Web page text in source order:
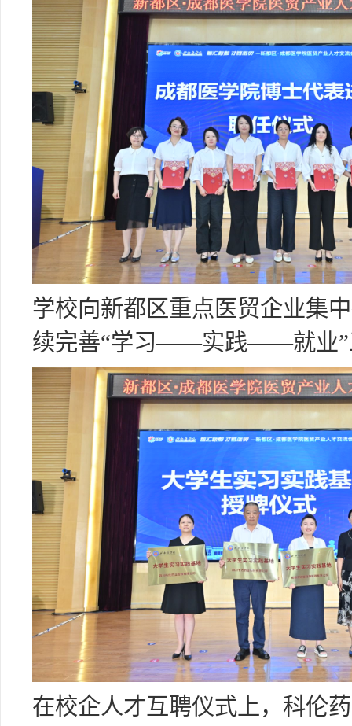
学校向新都区重点医贸企业集
续完善“学习——实践——就业”
在校企人才互聘仪式上，科伦